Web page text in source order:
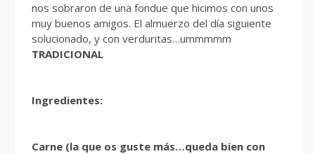
nos sobraron de una fondue que hicimos con unos
muy buenos amigos. El almuerzo del día siguiente
solucionado, y con verduritas…ummmmm
TRADICIONAL
Ingredientes:
Carne (la que os guste más…queda bien con